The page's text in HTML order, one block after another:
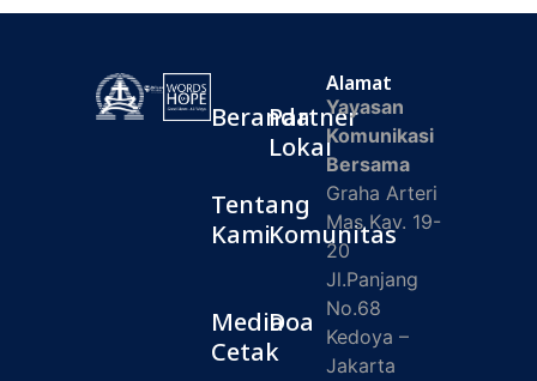
Beranda
Tentang
Kami
Media
Cetak
Partner
Lokal
Komunitas
Doa
Alamat
Yayasan
Komunikasi
Bersama
Graha Arteri
Mas Kav. 19-
20
Jl.Panjang
No.68
Kedoya –
Jakarta